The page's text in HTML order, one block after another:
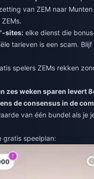
van ZEM naar
sites: elke dienst die
tarieven is een scam.
spelers ZEMs rekken
zes weken sparen levert
de consensus in de
van één bundel als je
gratis speelplan: